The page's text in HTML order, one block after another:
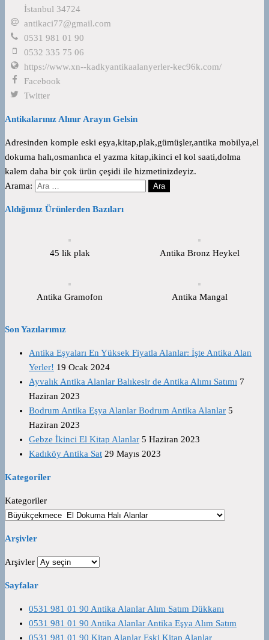
İstanbul 34724
antikaci77@gmail.com
0531 981 01 90
0532 335 75 06
https://www.xn--kadkyantikaalanyerler-kec96k.com/
Facebook
Twitter
Antikalarınız Alınır Arayın Gelsin
Adresinden komple eski eşya,kitap,plak,gümüşler,antika mobilya,el
dokuma halı,osmanlıca el yazma kitap,ikinci el kol saati,dolma
kalem daha bir çok ürün çeşidi ile hizmetinizdeyiz.
Arama:
Aldığımız Ürünlerden Bazıları
45 lik plak Antika Bronz Heykel
Antika Gramofon Antika Mangal
Son Yazılarımız
Antika Eşyaları En Yüksek Fiyatla Alanlar: İşte Antika Alan
Yerler! 19 Ocak 2024
Ayvalık Antika Alanlar Balıkesir de Antika Alımı Satımı 7
Haziran 2023
Bodrum Antika Eşya Alanlar Bodrum Antika Alanlar 5
Haziran 2023
Gebze İkinci El Kitap Alanlar 5 Haziran 2023
Kadıköy Antika Sat 29 Mayıs 2023
Kategoriler
Kategoriler
Arşivler
Arşivler
Sayfalar
0531 981 01 90 Antika Alanlar Alım Satım Dükkanı
0531 981 01 90 Antika Alanlar Antika Eşya Alım Satım
0531 981 01 90 Kitap Alanlar Eski Kitap Alanlar